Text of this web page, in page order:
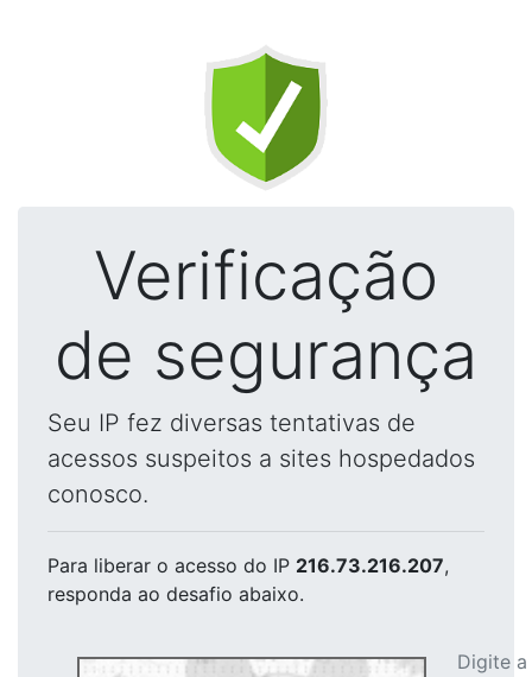
Verificação
de segurança
Seu IP fez diversas tentativas de
acessos suspeitos a sites hospedados
conosco.
Para liberar o acesso do IP 216.73.216.207,
responda ao desafio abaixo.
Digite